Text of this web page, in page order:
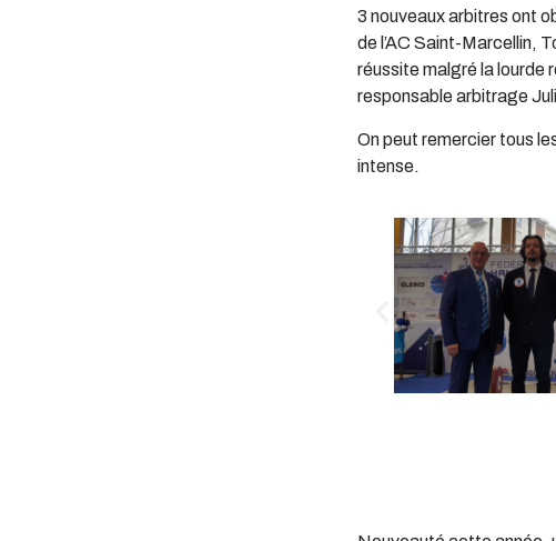
3 nouveaux arbitres ont
de l’AC Saint-Marcellin,
réussite malgré la lourde
responsable arbitrage
On peut remercier tous
intense.